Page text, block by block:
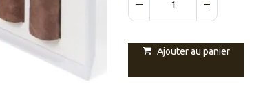
Ajouter au panier